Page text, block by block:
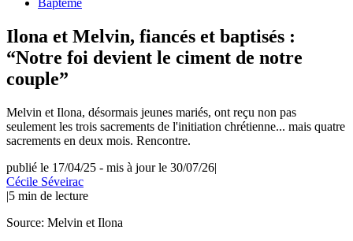
Baptême
Ilona et Melvin, fiancés et baptisés :
“Notre foi devient le ciment de notre
couple”
Melvin et Ilona, désormais jeunes mariés, ont reçu non pas
seulement les trois sacrements de l'initiation chrétienne... mais quatre
sacrements en deux mois. Rencontre.
publié le 17/04/25 - mis à jour le 30/07/26|
Cécile Séveirac
|5 min de lecture
Source: Melvin et Ilona